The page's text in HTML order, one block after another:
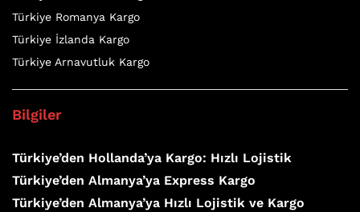
Türkiye Romanya Kargo
Türkiye İzlanda Kargo
Türkiye Arnavutluk Kargo
Bilgiler
Türkiye’den Hollanda’ya Kargo: Hızlı Lojistik
Türkiye’den Almanya’ya Express Kargo
Türkiye’den Almanya’ya Hızlı Lojistik ve Kargo